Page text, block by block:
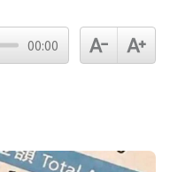
00:00